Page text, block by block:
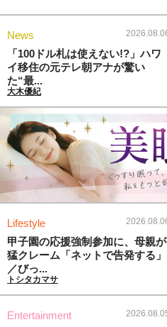
News
「100ドル札は使えない!?」ハワ
イ移住の元テレ朝アナが驚い
た“最...
大木優紀
Lifestyle
甲子園の応援強制参加に、母親が
猛クレーム「ネットで告発する」
／びっ...
トシタカマサ
Entertainment